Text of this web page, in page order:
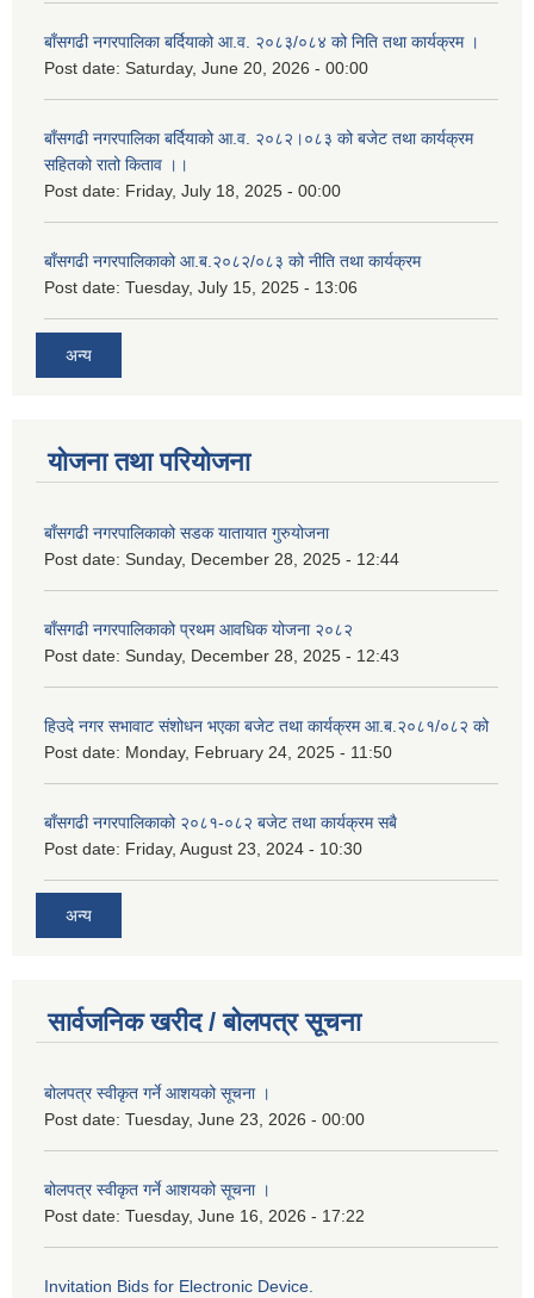
बाँसगढी नगरपालिका बर्दियाको आ.व. २०८३/०८४ को निति तथा कार्यक्रम ।
Post date: Saturday, June 20, 2026 - 00:00
बाँसगढी नगरपालिका बर्दियाको आ.व. २०८२।०८३ को बजेट तथा कार्यक्रम
सहितको रातो किताव ।।
Post date: Friday, July 18, 2025 - 00:00
बाँसगढी नगरपालिकाको आ.ब.२०८२/०८३ को नीति तथा कार्यक्रम
Post date: Tuesday, July 15, 2025 - 13:06
अन्य
योजना तथा परियोजना
बाँसगढी नगरपालिकाको सडक यातायात गुरुयोजना
Post date: Sunday, December 28, 2025 - 12:44
बाँसगढी नगरपालिकाको प्रथम आवधिक योजना २०८२
Post date: Sunday, December 28, 2025 - 12:43
हिउदे नगर सभावाट संशोधन भएका बजेट तथा कार्यक्रम आ.ब.२०८१/०८२ को
Post date: Monday, February 24, 2025 - 11:50
बाँसगढी नगरपालिकाको २०८१-०८२ बजेट तथा कार्यक्रम सबै
Post date: Friday, August 23, 2024 - 10:30
अन्य
सार्वजनिक खरीद / बोलपत्र सूचना
बोलपत्र स्वीकृत गर्ने आशयको सूचना ।
Post date: Tuesday, June 23, 2026 - 00:00
बोलपत्र स्वीकृत गर्ने आशयको सूचना ।
Post date: Tuesday, June 16, 2026 - 17:22
Invitation Bids for Electronic Device.